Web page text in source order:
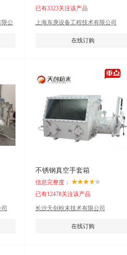
限公
已有3323关注该产品
上海东庚设备工程技术有限公司
在线订购
不锈钢真空手套箱
信息完整度：
已有12478关注该产品
长沙天创粉末技术有限公司
在线订购